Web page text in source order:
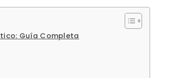
Guía Completa